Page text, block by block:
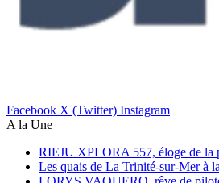
Facebook X (Twitter) Instagram
A la Une
RIEJU XPLORA 557, éloge de la
Les quais de La Trinité-sur-Mer à